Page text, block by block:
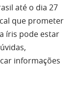
até o dia 27
que prometer
íris pode estar
informações